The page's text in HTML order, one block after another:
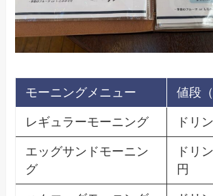
モーニングメニュー 値段
レギュラーモーニング ドリ
エッグサンドモーニン
グ
ドリ
円